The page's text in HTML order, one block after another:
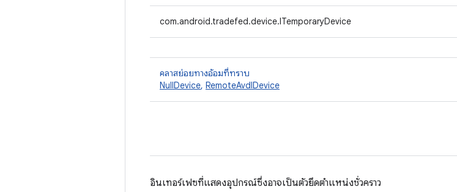
com.android.tradefed.device.ITemporaryDevice
คลาสย่อยทางอ้อมที่ทราบ
NullDevice, RemoteAvdIDevice
อินเทอร์เฟซที่แสดงอุปกรณ์ซึ่งอาจเป็นตัวยึดตำแหน่งชั่วคราว